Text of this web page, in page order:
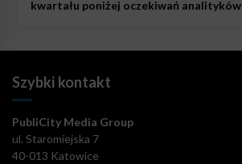
kwartału poniżej oczekiwań analityków
Szybki kontakt
PubliCity Media Group
ul. Staromiejska 7
40-013 Katowice